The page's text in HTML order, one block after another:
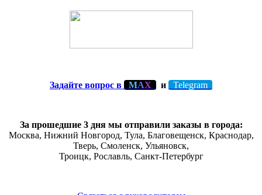
Задайте вопрос в МАХ и Telegram
За прошедшие 3 дня мы отправили заказы в города:
Москва, Нижний Новгород, Тула, Благовещенск, Краснодар,
Тверь, Смоленск, Ульяновск,
Троицк, Рославль, Санкт-Петербург